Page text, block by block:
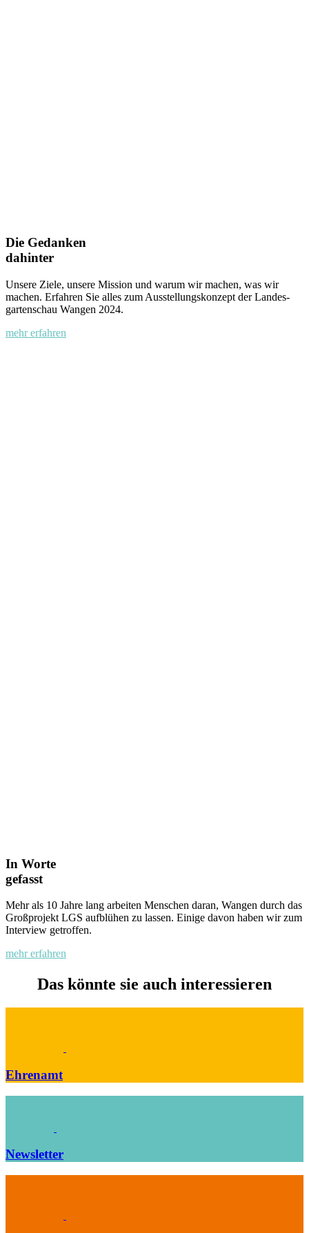
Die Gedanken
dahinter
Unsere Ziele, unsere Mission und warum wir machen, was wir
machen. Erfahren Sie alles zum Ausstellungskonzept der Landes­
garten­schau Wangen 2024.
mehr erfahren
In Worte
gefasst
Mehr als 10 Jahre lang arbeiten Menschen daran, Wangen durch das
Großprojekt LGS aufblühen zu lassen. Einige davon haben wir zum
Interview getroffen.
mehr erfahren
Das könnte sie auch interessieren
Ehrenamt
Newsletter